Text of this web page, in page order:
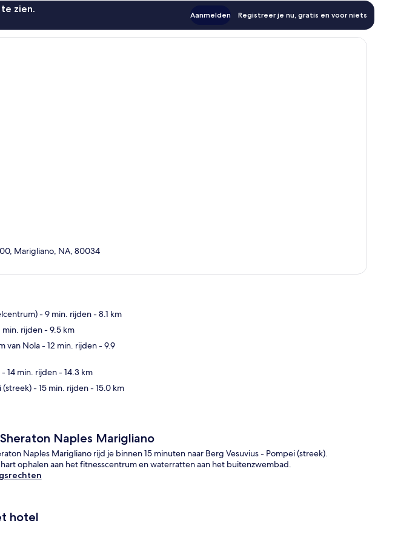
zien.
Aanmelden Registreer je nu, gratis en voor niets
Marigliano, NA, 80034
- 9 min. rijden- 8.1 km
min. rijden- 9.5 km
van Nola- 12 min. rijden- 9.9
- 14 min. rijden- 14.3 km
(streek)- 15 min. rijden- 15.0 km
Naples Marigliano
Naples Marigliano rijd je binnen 15 minuten naar Berg Vesuvius - Pompei (streek).
ophalen aan het fitnesscentrum en waterratten aan het buitenzwembad.
hotel